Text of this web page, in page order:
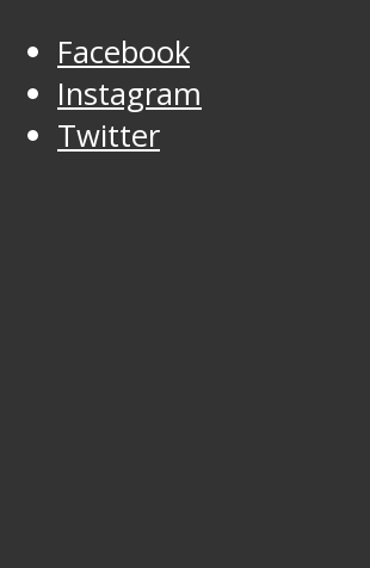
Facebook
Instagram
Twitter